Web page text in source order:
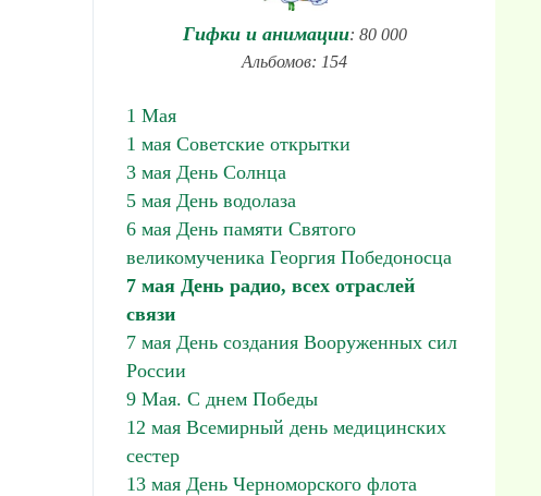
Гифки и анимации: 80 000
Альбомов: 154
1 Мая
1 мая Советские открытки
3 мая День Солнца
5 мая День водолаза
6 мая День памяти Святого
великомученика Георгия Победоносца
7 мая День радио, всех отраслей
связи
7 мая День создания Вооруженных сил
России
9 Мая. С днем Победы
12 мая Всемирный день медицинских
сестер
13 мая День Черноморского флота